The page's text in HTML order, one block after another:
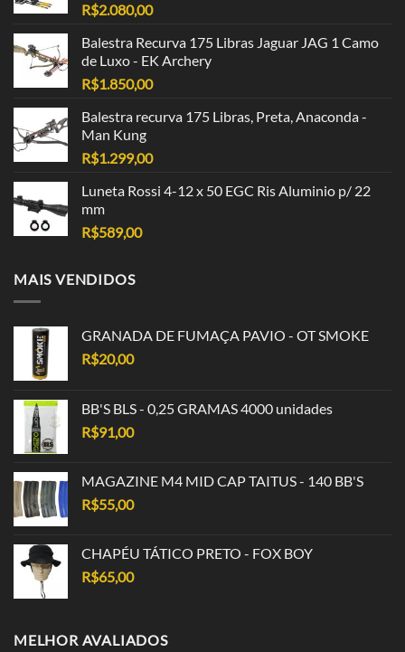
R$2.080,00
Balestra Recurva 175 Libras Jaguar JAG 1 Camo
de Luxo - EK Archery
R$1.850,00
Balestra recurva 175 Libras, Preta, Anaconda -
Man Kung
R$1.299,00
Luneta Rossi 4-12 x 50 EGC Ris Aluminio p/ 22
mm
R$589,00
MAIS VENDIDOS
GRANADA DE FUMAÇA PAVIO - OT SMOKE
R$20,00
BB'S BLS - 0,25 GRAMAS 4000 unidades
R$91,00
MAGAZINE M4 MID CAP TAITUS - 140 BB'S
R$55,00
CHAPÉU TÁTICO PRETO - FOX BOY
R$65,00
MELHOR AVALIADOS